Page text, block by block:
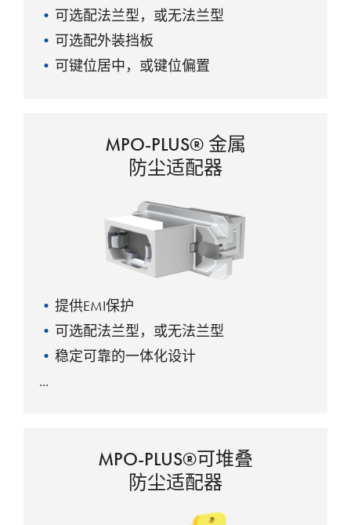
可选配法兰型，或无法兰型
可选配外装挡板
可键位居中，或键位偏置
MPO-PLUS® 金属
防尘适配器
提供EMI保护
可选配法兰型，或无法兰型
稳定可靠的一体化设计
MPO-PLUS®可堆叠
防尘适配器